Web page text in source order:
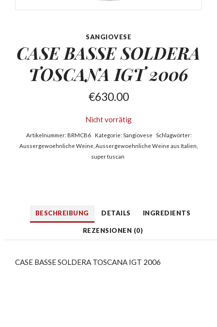
SANGIOVESE
CASE BASSE SOLDERA
TOSCANA IGT 2006
€630.00
Nicht vorrätig
Artikelnummer:BRMCB6 Kategorie: Sangiovese
Schlagwörter:
Aussergewoehnliche Weine Aussergewoehnliche Weine aus Italien
super tuscan
BESCHREIBUNG DETAILS INGREDIENTS
REZENSIONEN (0)
CASE BASSE SOLDERA TOSCANA IGT 2006